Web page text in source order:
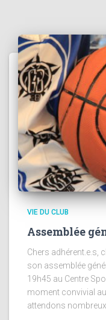
VIE DU CLUB
Assemblée
Chers adhérent.e.s,
son assemblée
19h45 au Centre
moment convivial
attendons nombreux